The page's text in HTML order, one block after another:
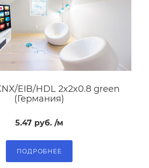
EIB/HDL 2x2x0.8 green
(Германия)
5.47 руб. /м
ПОДРОБНЕЕ